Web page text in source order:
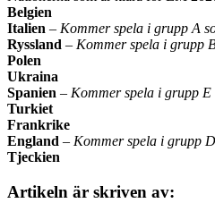
Belgien
Italien – Kommer spela i grupp A
Ryssland – Kommer spela i grupp
Polen
Ukraina
Spanien – Kommer spela i grupp E
Turkiet
Frankrike
England – Kommer spela i grupp
Tjeckien
Artikeln är skriven av: